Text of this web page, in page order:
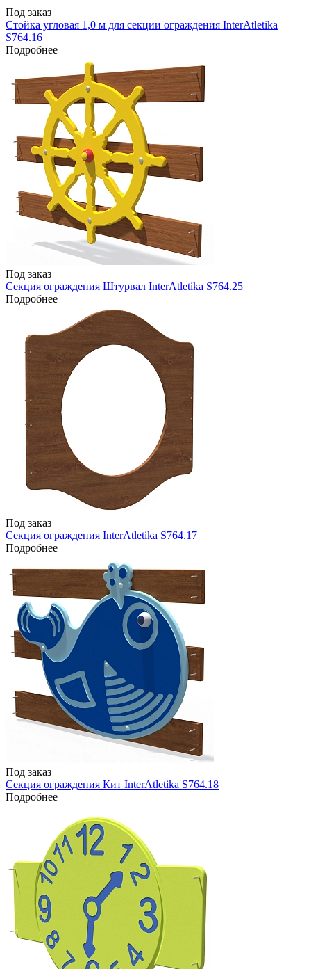
Под заказ
Стойка угловая 1,0 м для секции ограждения InterAtletika
S764.16
Подробнее
Под заказ
Секция ограждения Штурвал InterAtletika S764.25
Подробнее
Под заказ
Секция ограждения InterAtletika S764.17
Подробнее
Под заказ
Секция ограждения Кит InterAtletika S764.18
Подробнее